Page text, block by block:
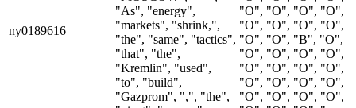
ny0189616
"As", "energy",
"markets", "shrink,",
"the", "same", "tactics",
"that", "the",
"Kremlin", "used",
"to", "build",
"Gazprom", ",", "the",
"O", "O", "O", "O",
"O", "O", "O", "O",
"O", "O", "B", "O",
"O", "O", "O", "O",
"O", "O", "O", "O",
"O", "O", "O", "O",
"O", "O", "O", "O",